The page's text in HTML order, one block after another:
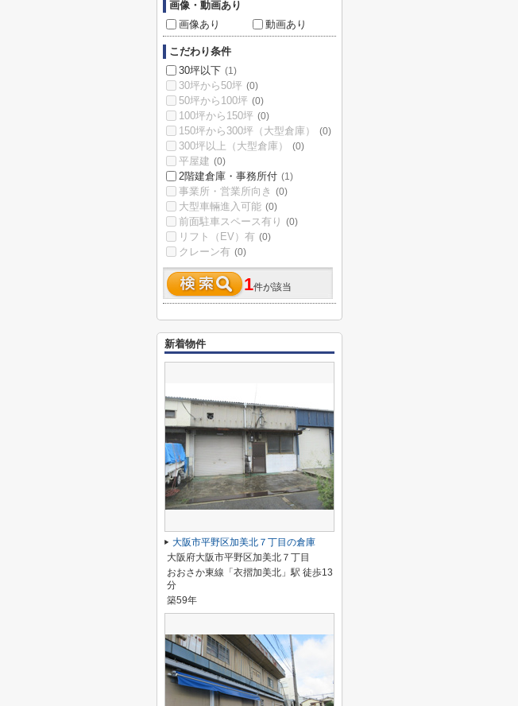
画像・動画あり
画像あり
動画あり
こだわり条件
30坪以下 (1)
30坪から50坪 (0)
50坪から100坪 (0)
100坪から150坪 (0)
150坪から300坪（大型倉庫） (0)
300坪以上（大型倉庫） (0)
平屋建 (0)
2階建倉庫・事務所付 (1)
事業所・営業所向き (0)
大型車輛進入可能 (0)
前面駐車スペース有り (0)
リフト（EV）有 (0)
クレーン有 (0)
1件が該当
新着物件
大阪市平野区加美北７丁目の倉庫
大阪府大阪市平野区加美北７丁目
おおさか東線「衣摺加美北」駅 徒歩13
分
築59年